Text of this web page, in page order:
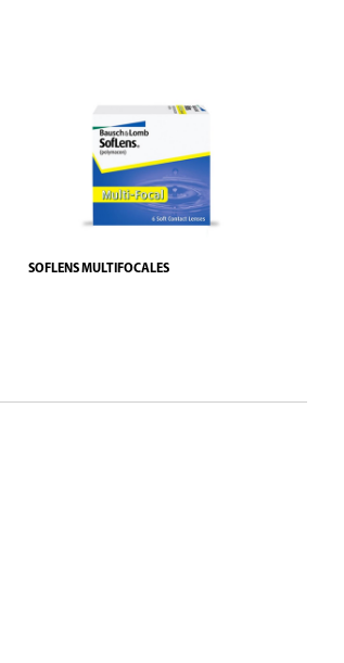
SOFLENS MULTIFOCALES